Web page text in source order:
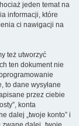
jeden temat na
informacji, które
ci nawigacji na
też utworzyć
ten dokument nie
to dane wysyłane
przez ciebie
konta
dalej „twoje konto” i